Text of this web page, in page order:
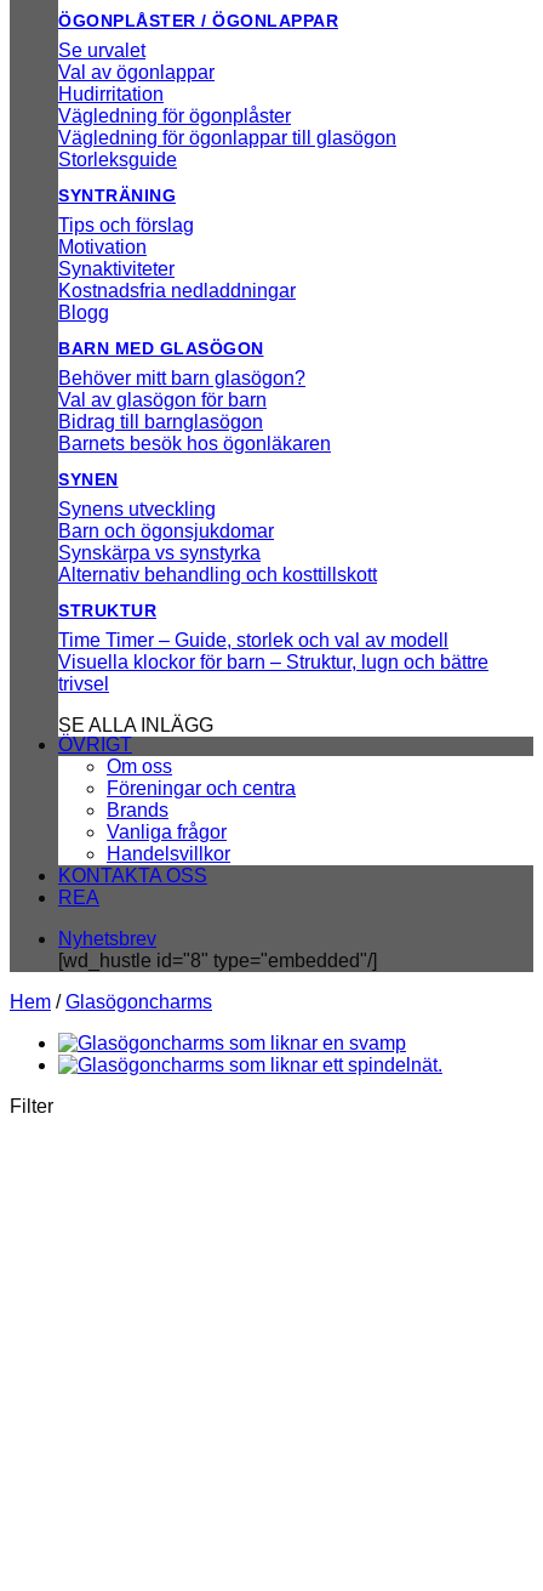
ÖGONPLÅSTER / ÖGONLAPPAR
Se urvalet
Val av ögonlappar
Hudirritation
Vägledning för ögonplåster
Vägledning för ögonlappar till glasögon
Storleksguide
SYNTRÄNING
Tips och förslag
Motivation
Synaktiviteter
Kostnadsfria nedladdningar
Blogg
BARN MED GLASÖGON
Behöver mitt barn glasögon?
Val av glasögon för barn
Bidrag till barnglasögon
Barnets besök hos ögonläkaren
SYNEN
Synens utveckling
Barn och ögonsjukdomar
Synskärpa vs synstyrka
Alternativ behandling och kosttillskott
STRUKTUR
Time Timer – Guide, storlek och val av modell
Visuella klockor för barn – Struktur, lugn och bättre
trivsel
SE ALLA INLÄGG
ÖVRIGT
Om oss
Föreningar och centra
Brands
Vanliga frågor
Handelsvillkor
KONTAKTA OSS
REA
Nyhetsbrev
[wd_hustle id="8" type="embedded"/]
Hem / Glasögoncharms
Filter